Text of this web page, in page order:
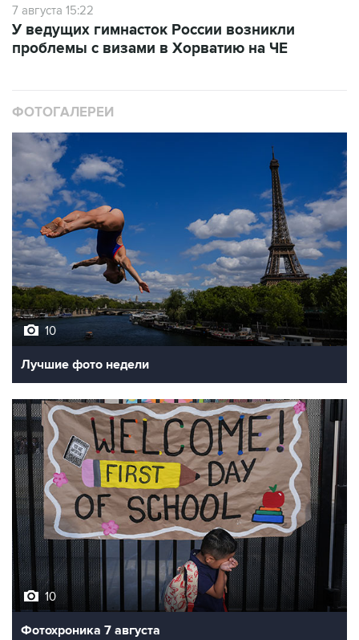
7 августа 15:22
У ведущих гимнасток России возникли
проблемы с визами в Хорватию на ЧЕ
ФОТОГАЛЕРЕИ
10
Лучшие фото недели
10
Фотохроника 7 августа